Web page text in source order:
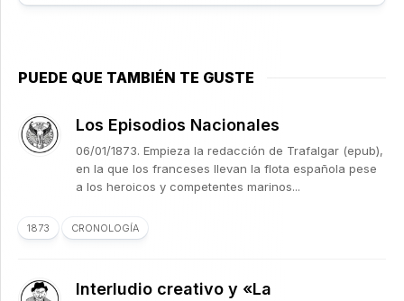
PUEDE QUE TAMBIÉN TE GUSTE
Los Episodios Nacionales
06/01/1873. Empieza la redacción de Trafalgar (epub),
en la que los franceses llevan la flota española pese
a los heroicos y competentes marinos...
1873 CRONOLOGÍA
Interludio creativo y «La